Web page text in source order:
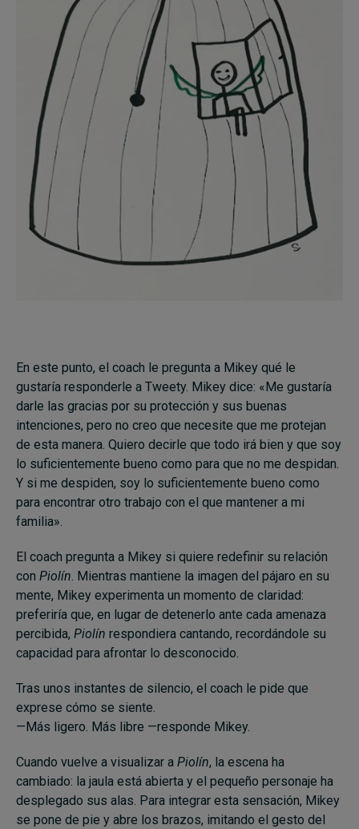
En este punto, el coach le pregunta a Mikey qué le
gustaría responderle a Tweety. Mikey dice: «Me gustaría
darle las gracias por su protección y sus buenas
intenciones, pero no creo que necesite que me protejan
de esta manera. Quiero decirle que todo irá bien y que soy
lo suficientemente bueno como para que no me despidan.
Y si me despiden, soy lo suficientemente bueno como
para encontrar otro trabajo con el que mantener a mi
familia».
El coach pregunta a Mikey si quiere redefinir su relación
con Piolín. Mientras mantiene la imagen del pájaro en su
mente, Mikey experimenta un momento de claridad:
preferiría que, en lugar de detenerlo ante cada amenaza
percibida, Piolín respondiera cantando, recordándole su
capacidad para afrontar lo desconocido.
Tras unos instantes de silencio, el coach le pide que
exprese cómo se siente.
—Más ligero. Más libre —responde Mikey.
Cuando vuelve a visualizar a Piolín, la escena ha
cambiado: la jaula está abierta y el pequeño personaje ha
desplegado sus alas. Para integrar esta sensación, Mikey
se pone de pie y abre los brazos, imitando el gesto del